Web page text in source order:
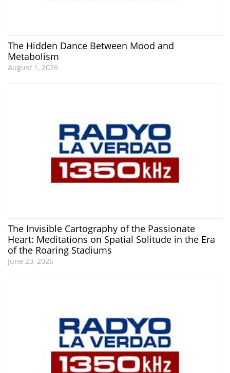
The Hidden Dance Between Mood and
Metabolism
August 1, 2026
The Invisible Cartography of the Passionate
Heart: Meditations on Spatial Solitude in the Era
of the Roaring Stadiums
June 23, 2026